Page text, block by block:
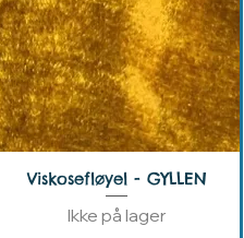
Viskosefløyel - GYLLEN
Ikke på lager